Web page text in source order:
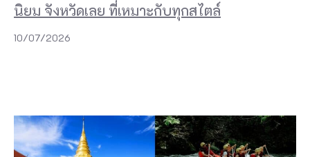
นิยม จังหวัดเลย ที่เหมาะกับทุกสไตล์
10/07/2026